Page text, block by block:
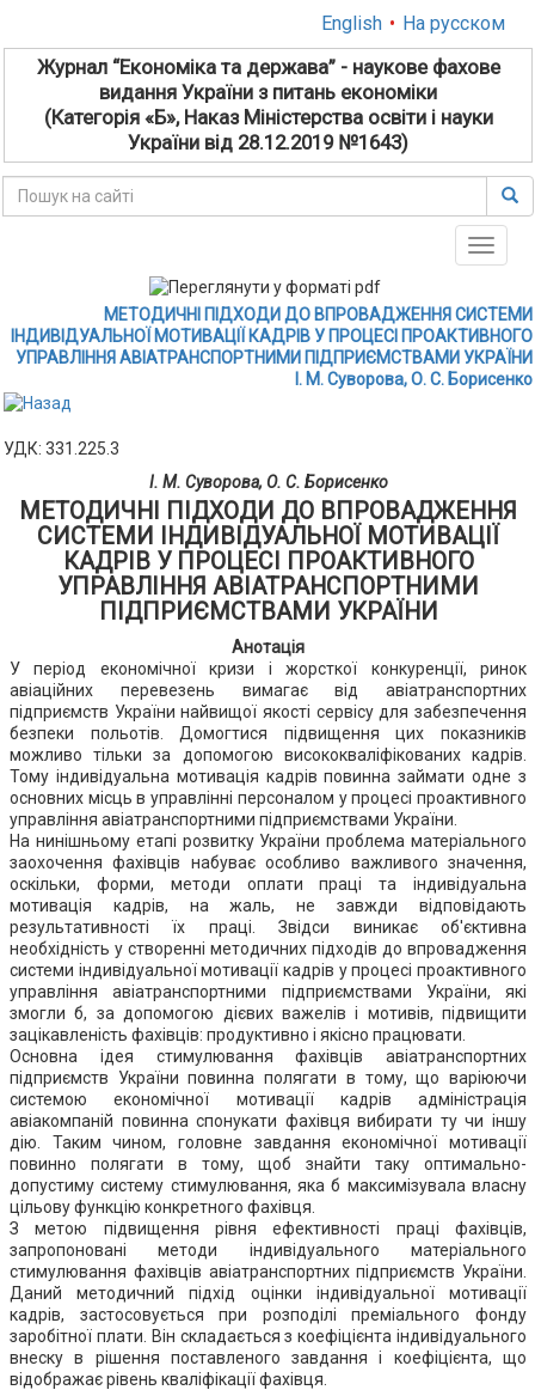
English • На русском
Журнал “Економіка та держава” - наукове фахове
видання України з питань економіки
(Категорія «Б», Наказ Міністерства освіти і науки
України від 28.12.2019 №1643)
Toggle
МЕТОДИЧНІ ПІДХОДИ ДО ВПРОВАДЖЕННЯ СИСТЕМИ
ІНДИВІДУАЛЬНОЇ МОТИВАЦІЇ КАДРІВ У ПРОЦЕСІ ПРОАКТИВНОГО
УПРАВЛІННЯ АВІАТРАНСПОРТНИМИ ПІДПРИЄМСТВАМИ УКРАЇНИ
І. М. Суворова, О. С. Борисенко
УДК: 331.225.3
І. М. Суворова, О. С. Борисенко
МЕТОДИЧНІ ПІДХОДИ ДО ВПРОВАДЖЕННЯ
СИСТЕМИ ІНДИВІДУАЛЬНОЇ МОТИВАЦІЇ
КАДРІВ У ПРОЦЕСІ ПРОАКТИВНОГО
УПРАВЛІННЯ АВІАТРАНСПОРТНИМИ
ПІДПРИЄМСТВАМИ УКРАЇНИ
Анотація
У період економічної кризи і жорсткої конкуренції, ринок
авіаційних перевезень вимагає від авіатранспортних
підприємств України найвищої якості сервісу для забезпечення
безпеки польотів. Домогтися підвищення цих показників
можливо тільки за допомогою висококваліфікованих кадрів.
Тому індивідуальна мотивація кадрів повинна займати одне з
основних місць в управлінні персоналом у процесі проактивного
управління авіатранспортними підприємствами України.
На нинішньому етапі розвитку України проблема матеріального
заохочення фахівців набуває особливо важливого значення,
оскільки, форми, методи оплати праці та індивідуальна
мотивація кадрів, на жаль, не завжди відповідають
результативності їх праці. Звідси виникає об'єктивна
необхідність у створенні методичних підходів до впровадження
системи індивідуальної мотивації кадрів у процесі проактивного
управління авіатранспортними підприємствами України, які
змогли б, за допомогою дієвих важелів і мотивів, підвищити
зацікавленість фахівців: продуктивно і якісно працювати.
Основна ідея стимулювання фахівців авіатранспортних
підприємств України повинна полягати в тому, що варіюючи
системою економічної мотивації кадрів адміністрація
авіакомпаній повинна спонукати фахівця вибирати ту чи іншу
дію. Таким чином, головне завдання економічної мотивації
повинно полягати в тому, щоб знайти таку оптимально-
допустиму систему стимулювання, яка б максимізувала власну
цільову функцію конкретного фахівця.
З метою підвищення рівня ефективності праці фахівців,
запропоновані методи індивідуального матеріального
стимулювання фахівців авіатранспортних підприємств України.
Даний методичний підхід оцінки індивідуальної мотивації
кадрів, застосовується при розподілі преміального фонду
заробітної плати. Він складається з коефіцієнта індивідуального
внеску в рішення поставленого завдання і коефіцієнта, що
відображає рівень кваліфікації фахівця.